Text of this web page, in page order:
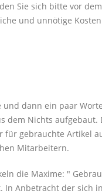
Sie sich bitte vor
und unnötige
dann ein paar
dem Nichts
gebrauchte Artikel
Mitarbeitern.
die Maxime: "
Anbetracht der sich